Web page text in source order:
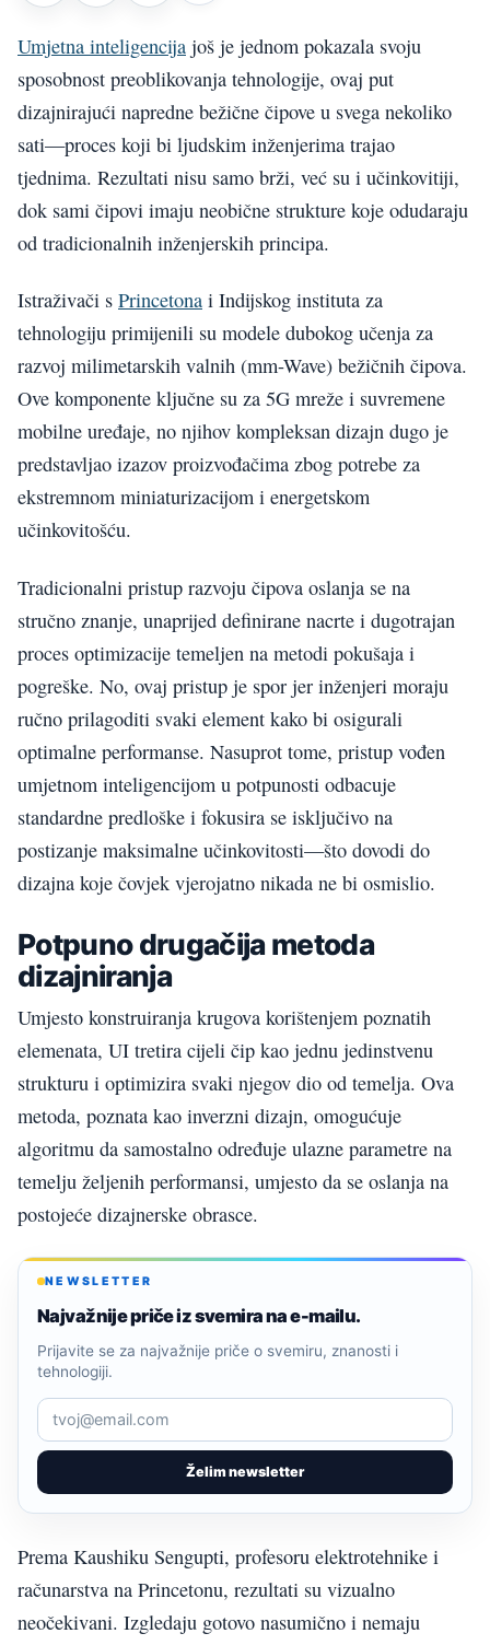
Umjetna inteligencija još je jednom pokazala svoju
sposobnost preoblikovanja tehnologije, ovaj put
dizajnirajući napredne bežične čipove u svega nekoliko
sati—proces koji bi ljudskim inženjerima trajao
tjednima. Rezultati nisu samo brži, već su i učinkovitiji,
dok sami čipovi imaju neobične strukture koje odudaraju
od tradicionalnih inženjerskih principa.
Istraživači s Princetona i Indijskog instituta za
tehnologiju primijenili su modele dubokog učenja za
razvoj milimetarskih valnih (mm-Wave) bežičnih čipova.
Ove komponente ključne su za 5G mreže i suvremene
mobilne uređaje, no njihov kompleksan dizajn dugo je
predstavljao izazov proizvođačima zbog potrebe za
ekstremnom miniaturizacijom i energetskom
učinkovitošću.
Tradicionalni pristup razvoju čipova oslanja se na
stručno znanje, unaprijed definirane nacrte i dugotrajan
proces optimizacije temeljen na metodi pokušaja i
pogreške. No, ovaj pristup je spor jer inženjeri moraju
ručno prilagoditi svaki element kako bi osigurali
optimalne performanse. Nasuprot tome, pristup vođen
umjetnom inteligencijom u potpunosti odbacuje
standardne predloške i fokusira se isključivo na
postizanje maksimalne učinkovitosti—što dovodi do
dizajna koje čovjek vjerojatno nikada ne bi osmislio.
Potpuno drugačija metoda
dizajniranja
Umjesto konstruiranja krugova korištenjem poznatih
elemenata, UI tretira cijeli čip kao jednu jedinstvenu
strukturu i optimizira svaki njegov dio od temelja. Ova
metoda, poznata kao inverzni dizajn, omogućuje
algoritmu da samostalno određuje ulazne parametre na
temelju željenih performansi, umjesto da se oslanja na
postojeće dizajnerske obrasce.
NEWSLETTER
Najvažnije priče iz svemira na e-mailu.
Želim newsletter
Prijavite se za najvažnije priče o svemiru, znanosti i
tehnologiji.
Prema Kaushiku Sengupti, profesoru elektrotehnike i
računarstva na Princetonu, rezultati su vizualno
neočekivani. Izgledaju gotovo nasumično i nemaju